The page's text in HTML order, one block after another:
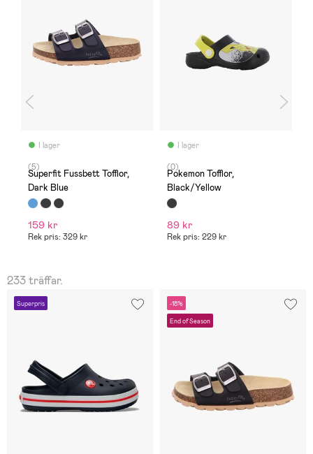
I lager
(5)
Superfit Fussbett Tofflor,
Dark Blue
159 kr
Rek pris: 329 kr
I lager
(0)
Pokemon Tofflor,
Black/Yellow
89 kr
Rek pris: 229 kr
233 träffar.
Superpris -18%
End of Season